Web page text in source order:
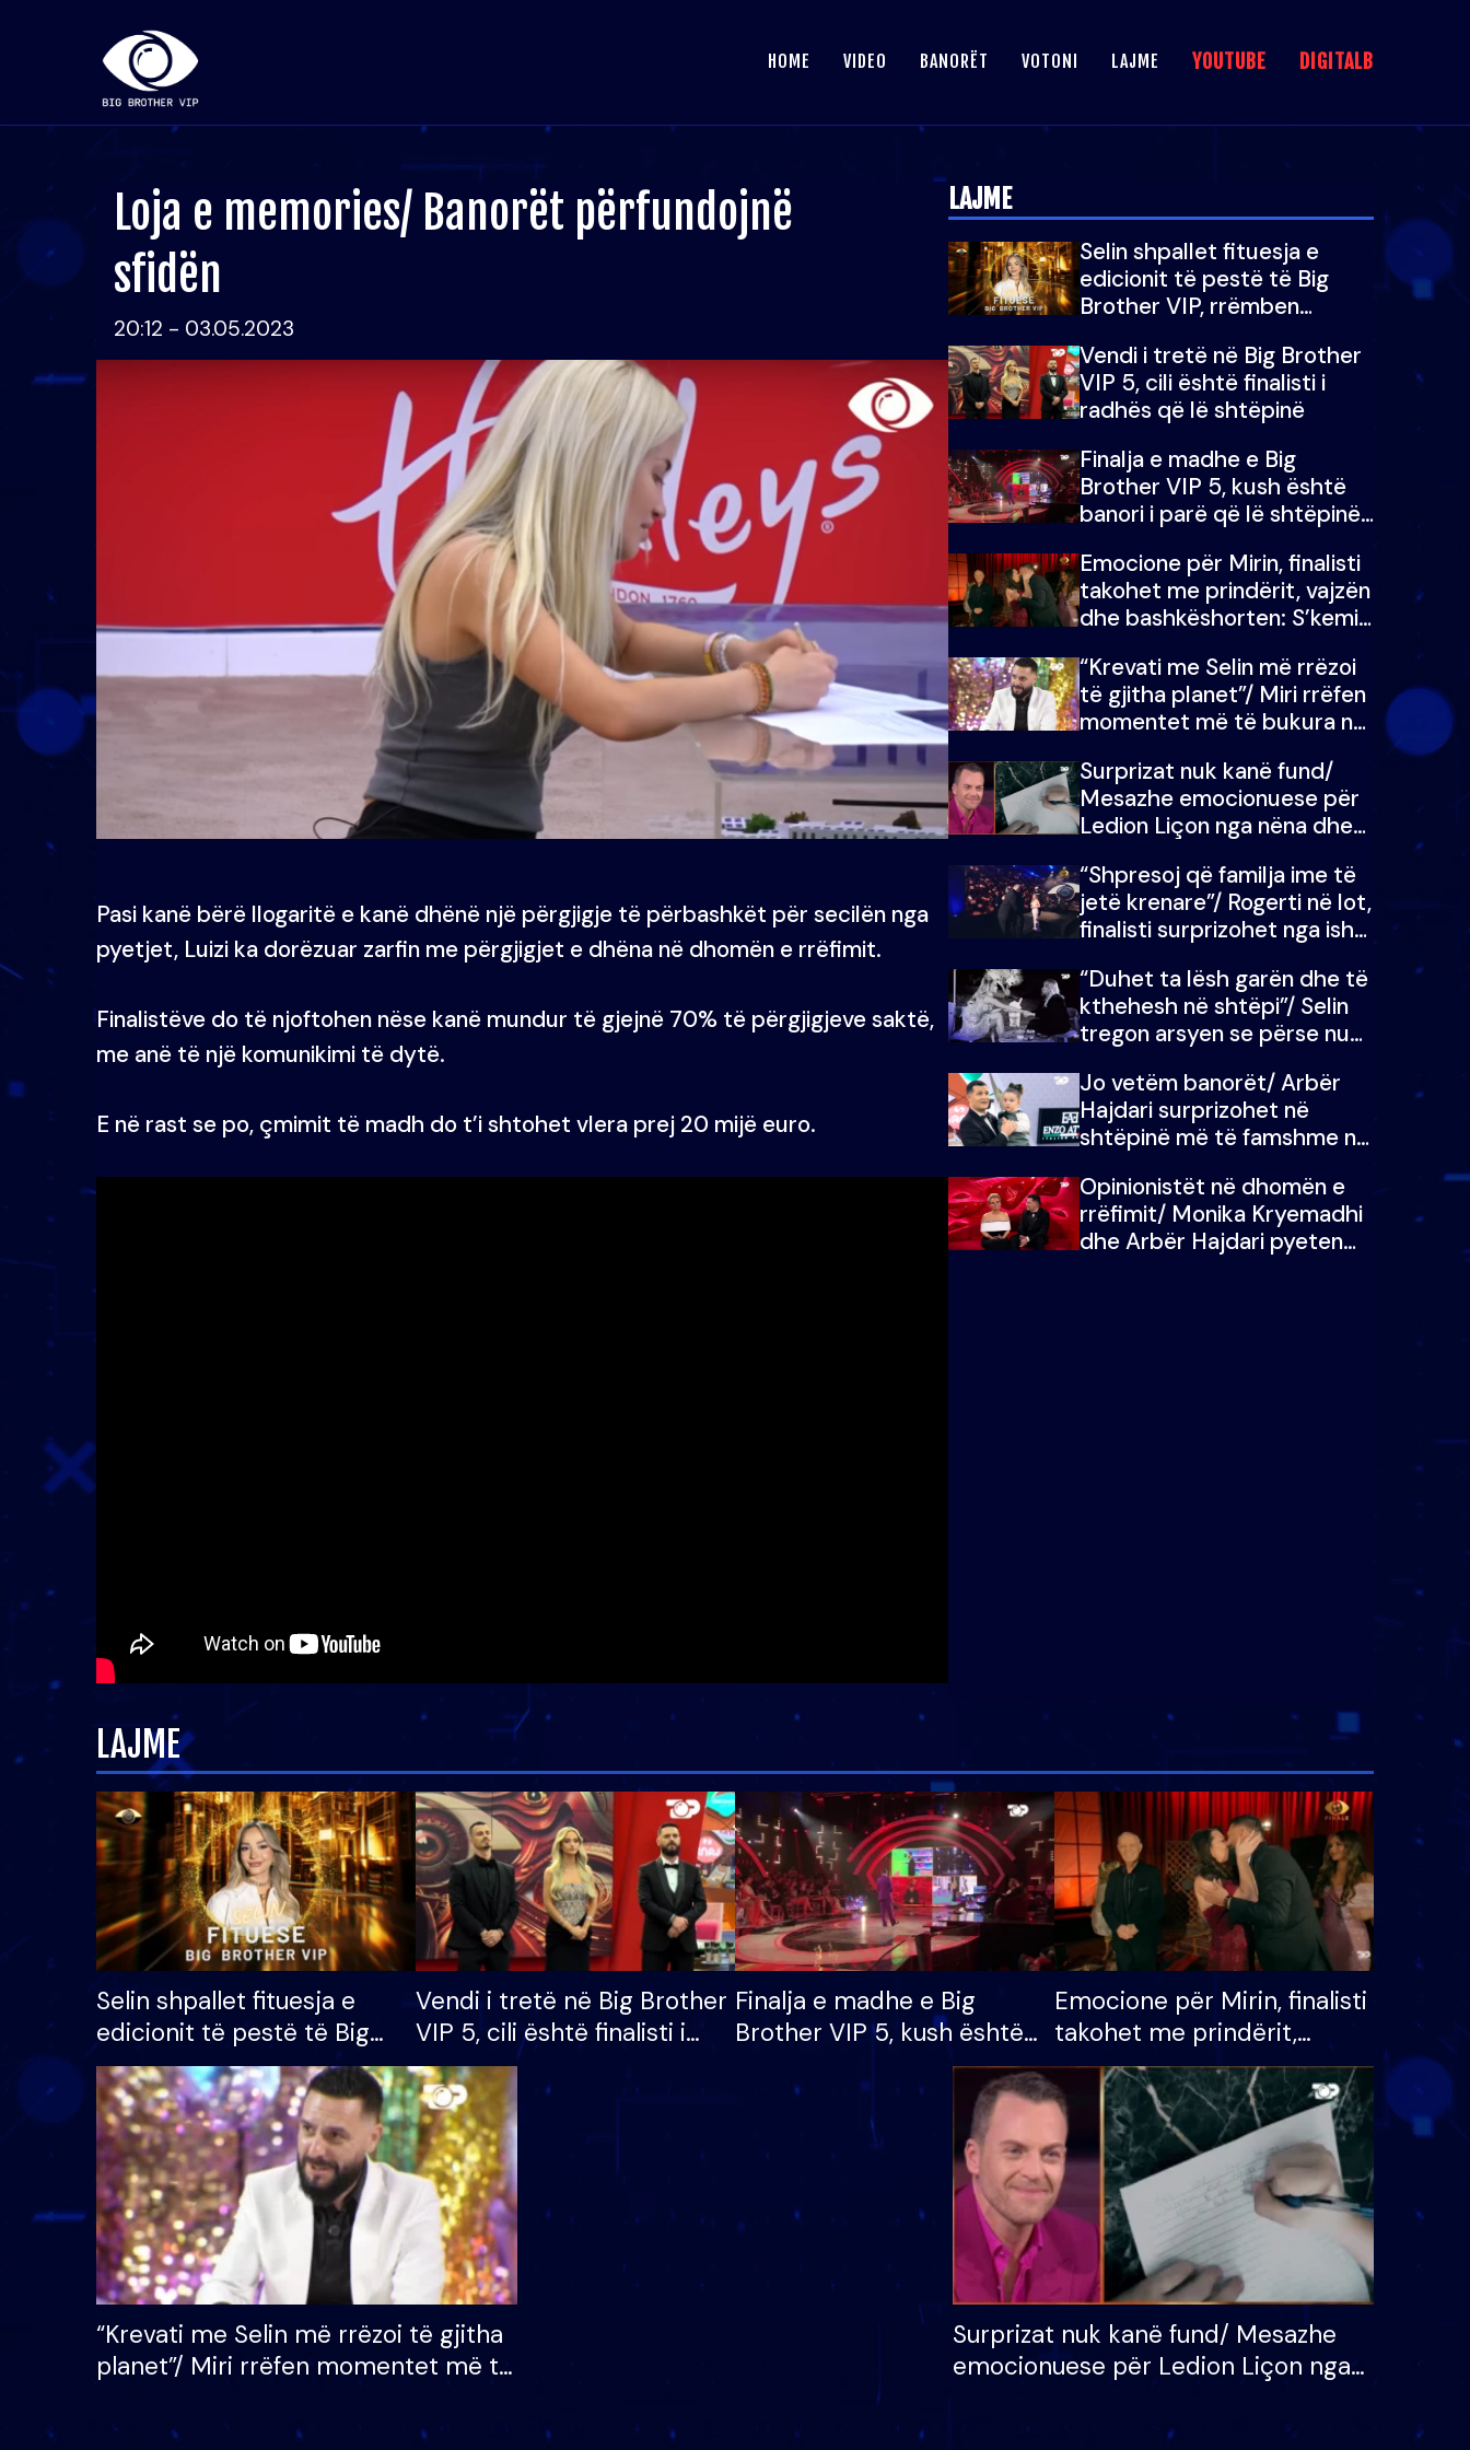
HOME VIDEO BANORËT VOTONI LAJME YOUTUBE DIGITALB
Loja e memories/ Banorët përfundojnë
sfidën
20:12 - 03.05.2023
Pasi kanë bërë llogaritë e kanë dhënë një përgjigje të përbashkët për secilën nga
pyetjet, Luizi ka dorëzuar zarfin me përgjigjet e dhëna në dhomën e rrëfimit.
Finalistëve do të njoftohen nëse kanë mundur të gjejnë 70% të përgjigjeve saktë,
me anë të një komunikimi të dytë.
E në rast se po, çmimit të madh do t’i shtohet vlera prej 20 mijë euro.
LAJME
Selin shpallet fituesja e
edicionit të pestë të Big
Brother VIP, rrëmben
mijë eurosh
Vendi i tretë në Big Brother
VIP 5, cili është finalisti i
radhës që lë shtëpinë
Finalja e madhe e Big
Brother VIP 5, kush është
banori i parë që lë shtëpinë
fituar çmimin e madh
Emocione për Mirin, finalisti
takohet me prindërit, vajzën
dhe bashkëshorten: S’kemi
“Krevati me Selin më rrëzoi
të gjitha planet”/ Miri rrëfen
momentet më të bukura në
mungojë zilja e mëngjesit
kur…
Surprizat nuk kanë fund/
Mesazhe emocionuese për
Ledion Liçon nga nëna dhe
i mban dot lotët: Nuk
meritoj…
“Shpresoj që familja ime të
jetë krenare”/ Rogerti në lot,
finalisti surprizohet nga ish-
“Duhet ta lësh garën dhe të
kthehesh në shtëpi”/ Selin
tregon arsyen se përse nuk
Doja ta çoja luftën time deri
në fund
Jo vetëm banorët/ Arbër
Hajdari surprizohet në
shtëpinë më të famshme në
me vajzën e tij
Opinionistët në dhomën e
rrëfimit/ Monika Kryemadhi
dhe Arbër Hajdari pyeten
LAJME
Selin shpallet fituesja e
edicionit të pestë të Big
Brother VIP, rrëmben
çmimin e madh prej 100
mijë eurosh
Vendi i tretë në Big Brother
VIP 5, cili është finalisti i
radhës që lë shtëpinë
Finalja e madhe e Big
Brother VIP 5, kush është
banori i parë që lë shtëpinë
dhe humb mundësinë për
të fituar çmimin e madh
Emocione për Mirin, finalisti
takohet me prindërit,
vajzën dhe bashkëshorten:
S’kemi ndonjë letër divorci
apo jo?
“Krevati me Selin më rrëzoi të gjitha
planet”/ Miri rrëfen momentet më të
mungojë zilja e mëngjesit kur…
Surprizat nuk kanë fund/ Mesazhe
emocionuese për Ledion Liçon nga
nuk i mban dot lotët: Nuk meritoj…